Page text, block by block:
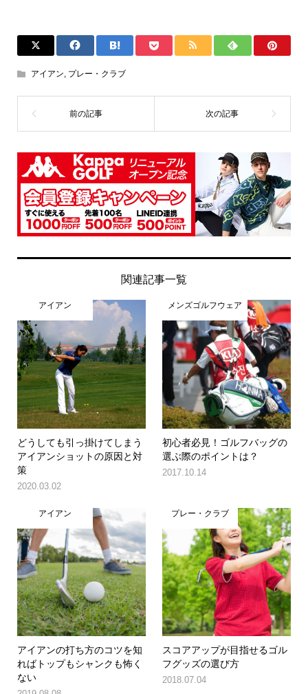
アイアン, プレー・クラブ
関連記事一覧
アイアン
どうしても引っ掛けてしまう
アイアンショットの原因と対
策
2020.03.02
メンズゴルフウェア
初心者必見！ゴルフバッグの
選ぶ際のポイントは？
2017.10.14
アイアン
アイアンの打ち方のコツを知
ればトップもシャンクも怖く
ない
プレー・クラブ
スコアアップが目指せるゴル
フグッズの選び方
2018.07.04